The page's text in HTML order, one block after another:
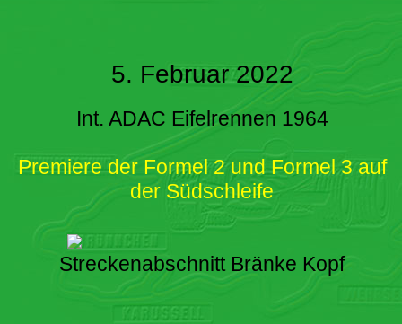
5. Februar 2022
Int. ADAC Eifelrennen 1964
Premiere der Formel 2 und Formel 3 auf
der Südschleife
Streckenabschnitt Bränke Kopf